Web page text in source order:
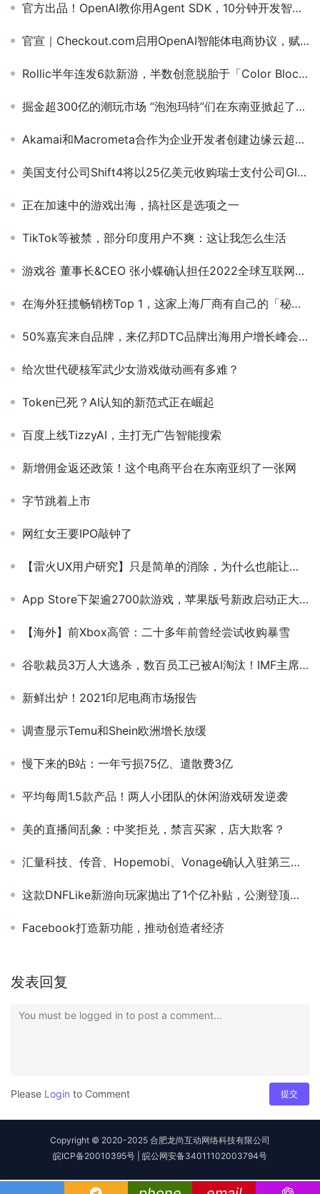
官方出品！OpenAI教你用Agent SDK，10分钟开发智能体
官宣｜Checkout.com启用OpenAI智能体电商协议，赋能全球企业商户
Rollic半年连发6款新游，半数创意脱胎于「Color Block Jam」，其中一款已赚200万美金
掘金超300亿的潮玩市场 “泡泡玛特”们在东南亚掀起了开盲盒热潮
Akamai和Macrometa合作为企业开发者创建边缘云超级平台
美国支付公司Shift4将以25亿美元收购瑞士支付公司Global Blue
正在加速中的游戏出海，搞社区是选项之一
TikTok等被禁，部分印度用户不爽：这让我怎么生活
游戏谷 董事长&CEO 张小蝶确认担任2022全球互联网产业CEO大会 主峰会演讲嘉宾
在海外狂揽畅销榜Top 1，这家上海厂商有自己的「秘密部队」
50%嘉宾来自品牌，来亿邦DTC品牌出海用户增长峰会学知识
给次世代硬核军武少女游戏做动画有多难？
Token已死？AI认知的新范式正在崛起
百度上线TizzyAI，主打无广告智能搜索
新增佣金返还政策！这个电商平台在东南亚织了一张网
字节跳着上市
网红女王要IPO敲钟了
【雷火UX用户研究】只是简单的消除，为什么也能让人上头？
App Store下架逾2700款游戏，苹果版号新政启动正大规模清榜？
【海外】前Xbox高管：二十多年前曾经尝试收购暴雪
谷歌裁员3万人大逃杀，数百员工已被AI淘汰！IMF主席断言全球40%岗位遭冲击，1/5码农悬了
新鲜出炉！2021印尼电商市场报告
调查显示Temu和Shein欧洲增长放缓
慢下来的B站：一年亏损75亿、遣散费3亿
平均每周1.5款产品！两人小团队的休闲游戏研发逆袭
美的直播间乱象：中奖拒兑，禁言买家，店大欺客？
汇量科技、传音、Hopemobi、Vonage确认入驻第三届全球产品与增长大会展位
这款DNFLike新游向玩家抛出了1个亿补贴，公测登顶免费榜
Facebook打造新功能，推动创造者经济
发表回复
You must be logged in to post a comment...
Please Login to Comment 提交
Copyright © 2020-2025 合肥龙尚互动网络科技有限公司
皖ICP备20010395号
皖公网安备34011102003794号